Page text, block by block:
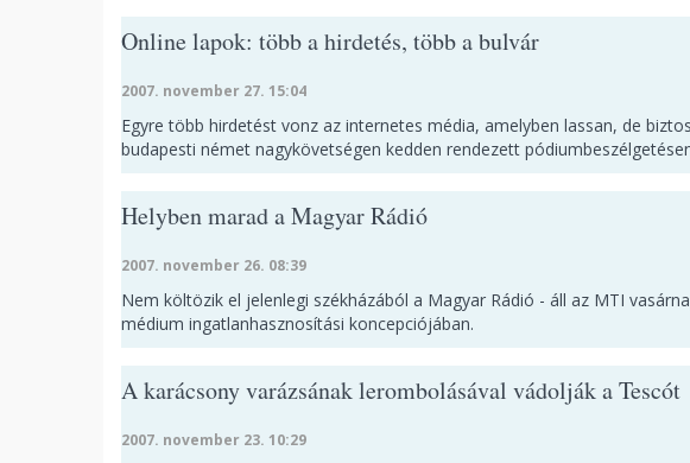
Online lapok: több a hirdetés, több a bulvár
2007. november 27. 15:04
Egyre több hirdetést vonz az internetes média, amelyben lassan, de
budapesti német nagykövetségen kedden rendezett
Helyben marad a Magyar Rádió
2007. november 26. 08:39
Nem költözik el jelenlegi székházából a Magyar Rádió - áll az MTI
médium ingatlanhasznosítási koncepciójában.
A karácsony varázsának lerombolásával vádolják a Tescót
2007. november 23. 10:29